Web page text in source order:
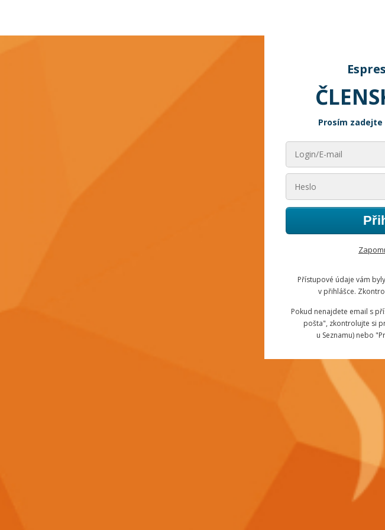
Prosím
Přístupové údaje vám
v přihlášce.
Pokud nenajdete email s
pošta", zkontrolujte si
u Seznamu) nebo